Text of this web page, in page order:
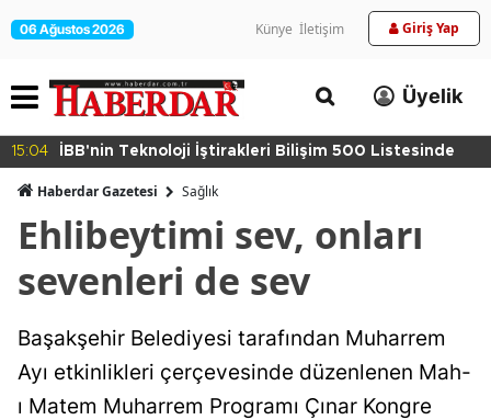
06 Ağustos 2026 Künye İletişim Giriş Yap
Üyelik
15:04 İBB'nin Teknoloji İştirakleri Bilişim 500 Listesinde
Haberdar Gazetesi Sağlık
Ehlibeytimi sev, onları
sevenleri de sev
Başakşehir Belediyesi tarafından Muharrem
Ayı etkinlikleri çerçevesinde düzenlenen Mah-
ı Matem Muharrem Programı Çınar Kongre